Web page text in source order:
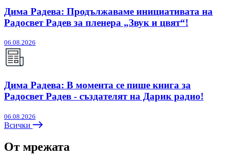
Дима Радева: Продължаваме инициативата на
Радосвет Радев за пленера „Звук и цвят“!
06.08.2026
Дима Радева: В момента се пише книга за
Радосвет Радев - създателят на Дарик радио!
06.08.2026
Всички
От мрежата